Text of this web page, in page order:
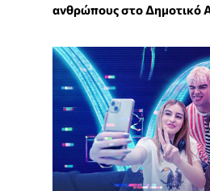
ανθρώπους στο Δημοτικό